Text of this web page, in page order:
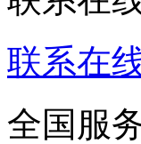
联系在
全国服